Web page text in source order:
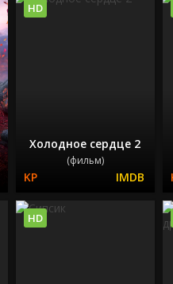
Холодное сердце 2
(фильм)
HD
HD